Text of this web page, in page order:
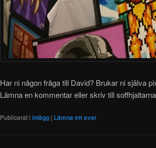
Har ni någon fråga till David? Brukar ni själva
Lämna en kommentar eller skriv till
Publicerat i inlägg | Lämna ett svar